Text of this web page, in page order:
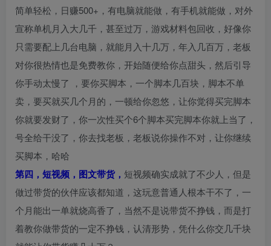
简单轻松，日赚500+，有电脑就能做，有手机就能做，对外
宣称单机月入大几千，甚至过万，游戏材料包回收，好像你
只需要配上几台电脑，就能月入十几万，年入几百万，老板
对你很热情也是免费教你，开始随便给你点甜头，然后引导
你手动太慢了 ，要你买脚本，一个脚本几百块，脚本不单
卖，要买就买几个月的，一顿给你忽悠，让你觉得买完脚本
你就要发财了，你一次性买个6个脚本买完脚本你就上当了，
号全给干没了，你去找老板，老板说你操作不对，让你继续
买脚本，哈哈
第四，短视频，图文带货， 短视频确实成就了不少人，但是
做过带货的伙伴应该都知道，这玩意普通人根本干不了，一
个月能出一单就烧高香了，当然不是说带货不挣钱，而是打
着教你做带货的一定不挣钱，认清形势，凭什么你交几千块